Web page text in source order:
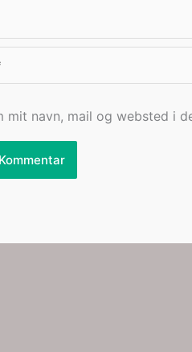
mit navn, mail og websted i